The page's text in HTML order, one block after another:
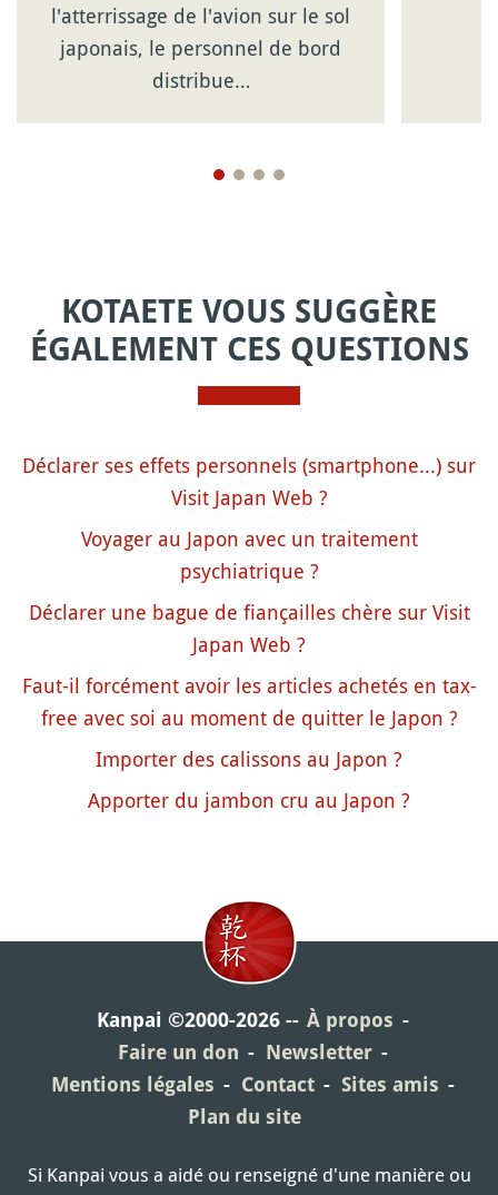
l'atterrissage de l'avion sur le sol
japonais, le personnel de bord
distribue…
KOTAETE VOUS SUGGÈRE
ÉGALEMENT CES QUESTIONS
Déclarer ses effets personnels (smartphone...) sur
Visit Japan Web ?
Voyager au Japon avec un traitement
psychiatrique ?
Déclarer une bague de fiançailles chère sur Visit
Japan Web ?
Faut-il forcément avoir les articles achetés en tax-
free avec soi au moment de quitter le Japon ?
Importer des calissons au Japon ?
Apporter du jambon cru au Japon ?
Kanpai ©2000-2026
À propos
Faire un don
Newsletter
Mentions légales
Contact
Sites amis
Plan du site
Si Kanpai vous a aidé ou renseigné d'une manière ou